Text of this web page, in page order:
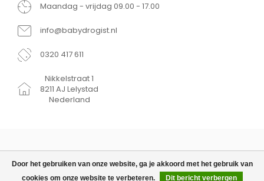
Door het gebruiken van onze website, ga je akkoord met het gebruik van
cookies om onze website te verbeteren.
Dit bericht verbergen
Maandag - vrijdag 09.00 - 17.00
info@babydrogist.nl
0320 417 611
Nikkelstraat 1
8211 AJ Lelystad
Nederland